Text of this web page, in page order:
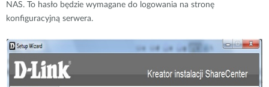
NAS. To hasło będzie wymagane do logowania na stronę
konfiguracyjną serwera.